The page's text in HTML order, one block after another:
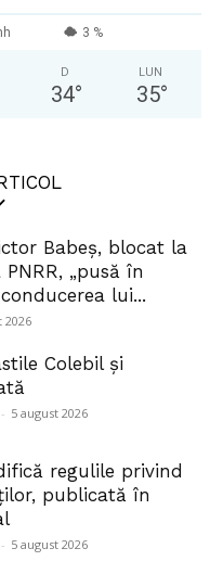
3 %
D
34°
LUN
35°
Babeș, blocat la
„pusă în
lui...
2026
Colebil și
- 5 august 2026
regulile privind
publicată în
- 5 august 2026